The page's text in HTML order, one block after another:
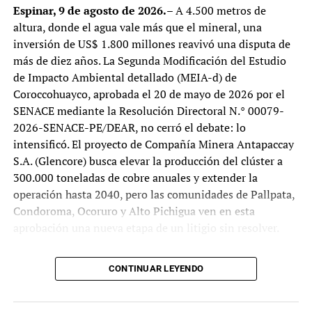
TEMAS RELACIONADOS: ALCALDE DE LIMA
LIMA
MINISTERIO PÚBLICO
MUNICIPALIDAD DE LIMA
SIGUIENTE
Brasil empata con Marruecos en un debut inesperado y
complica su camino en el Grupo C
NO TE LO PIERDAS:
Keiko Fujimori mantiene una estrecha ventaja en la recta
final del escrutinio de la segunda vuelta presidencial
Tupaq
Espinar, 9 de agosto de 2026.– A 4.500 metros de
altura, donde el agua vale más que el mineral, una
inversión de US$ 1.800 millones reavivó una disputa de
más de diez años. La Segunda Modificación del Estudio
de Impacto Ambiental detallado (MEIA-d) de
Coroccohuayco, aprobada el 20 de mayo de 2026 por el
SENACE mediante la Resolución Directoral N.° 00079-
2026-SENACE-PE/DEAR, no cerró el debate: lo
intensificó. El proyecto de Compañía Minera Antapaccay
S.A. (Glencore) busca elevar la producción del clúster a
300.000 toneladas de cobre anuales y extender la
operación hasta 2040, pero las comunidades de Pallpata,
Condoroma, Ocoruro y Alto Pichigua ven en esta
Coroccohuayco se ubica a 10 kilómetros de la operación
actual de Antapaccay, dentro del complejo minero
CONTINUAR LEYENDO